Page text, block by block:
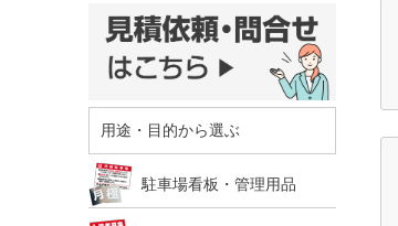
用途・目的から選ぶ
駐車場看板・管理用品